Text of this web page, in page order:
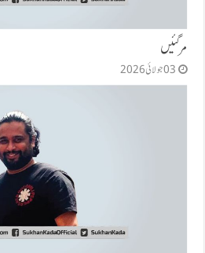
مر گئیں
03 جولائی 2026